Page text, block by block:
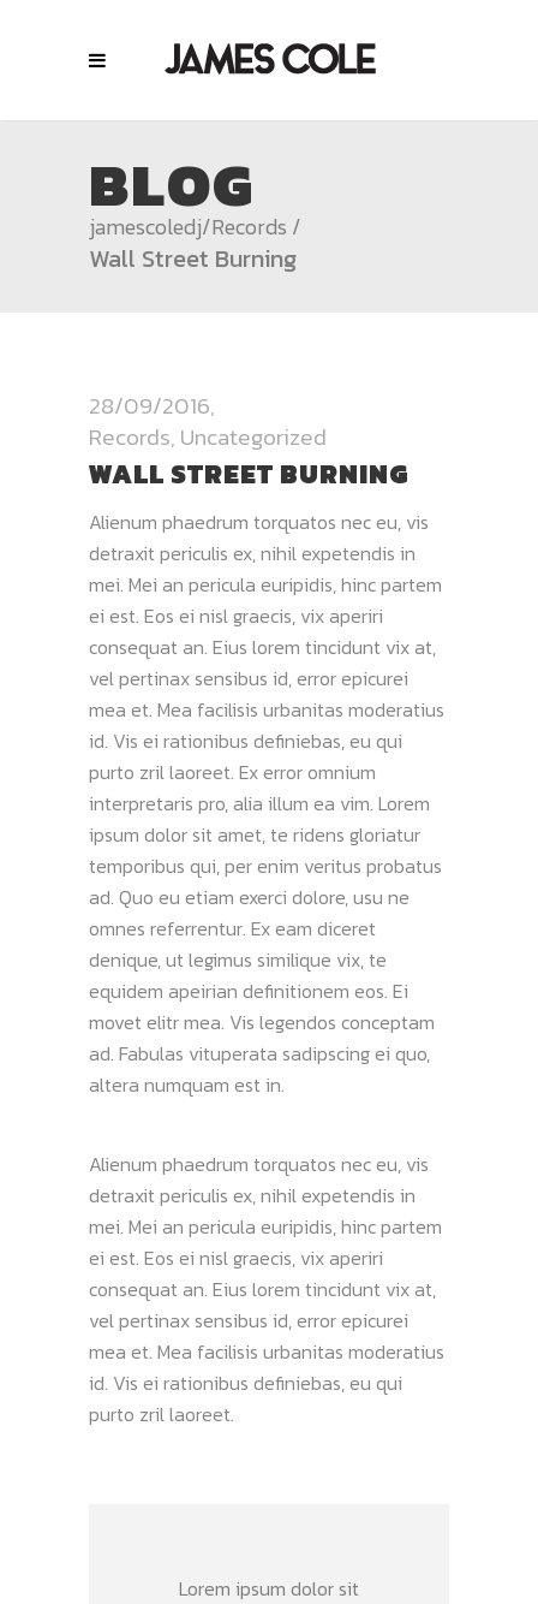
BLOG
jamescoledj/Records /
Wall Street Burning
28/09/2016
Records, Uncategorized
WALL STREET BURNING
Alienum phaedrum torquatos nec eu, vis
detraxit periculis ex, nihil expetendis in
mei. Mei an pericula euripidis, hinc partem
ei est. Eos ei nisl graecis, vix aperiri
consequat an. Eius lorem tincidunt vix at,
vel pertinax sensibus id, error epicurei
mea et. Mea facilisis urbanitas moderatius
id. Vis ei rationibus definiebas, eu qui
purto zril laoreet. Ex error omnium
interpretaris pro, alia illum ea vim. Lorem
ipsum dolor sit amet, te ridens gloriatur
temporibus qui, per enim veritus probatus
ad. Quo eu etiam exerci dolore, usu ne
omnes referrentur. Ex eam diceret
denique, ut legimus similique vix, te
equidem apeirian definitionem eos. Ei
movet elitr mea. Vis legendos conceptam
ad. Fabulas vituperata sadipscing ei quo,
altera numquam est in.
Alienum phaedrum torquatos nec eu, vis
detraxit periculis ex, nihil expetendis in
mei. Mei an pericula euripidis, hinc partem
ei est. Eos ei nisl graecis, vix aperiri
consequat an. Eius lorem tincidunt vix at,
vel pertinax sensibus id, error epicurei
mea et. Mea facilisis urbanitas moderatius
id. Vis ei rationibus definiebas, eu qui
purto zril laoreet.
Lorem ipsum dolor sit